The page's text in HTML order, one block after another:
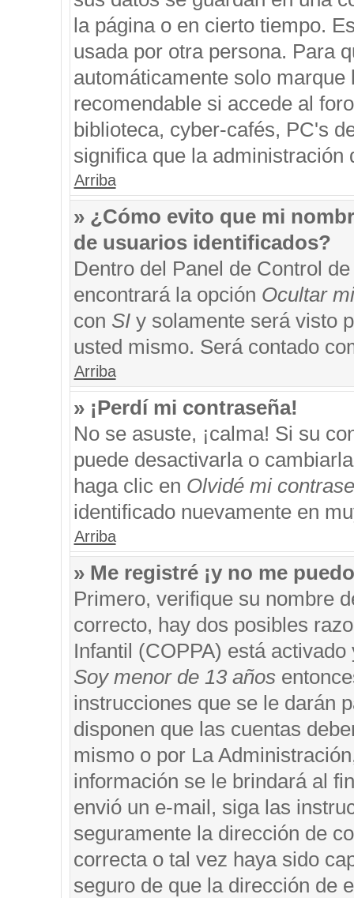
la página o en cierto tiempo.
usada por otra persona. Para
automáticamente solo
recomendable si accede al
biblioteca, cyber-cafés, PC's
significa que la administración
Arriba
» ¿Cómo evito que mi
de usuarios identificados?
Dentro del Panel de Control
encontrará la opción Ocultar
con SIy solamente será visto
usted mismo. Será contado
Arriba
» ¡Perdí mi contraseña!
No se asuste, ¡calma! Si su
puede desactivarla o
haga clic en Olvidé mi
identificado nuevamente en
Arriba
» Me registré ¡y no me
Primero, verifique su nombre
correcto, hay dos posibles
Infantil (COPPA) está
Soy menor de 13 años
instrucciones que se le darán
disponen que las cuentas
mismo o por La
información se le brindará al
envió un e-mail, siga las
seguramente la dirección de
correcta o tal vez haya sido
seguro de que la dirección de